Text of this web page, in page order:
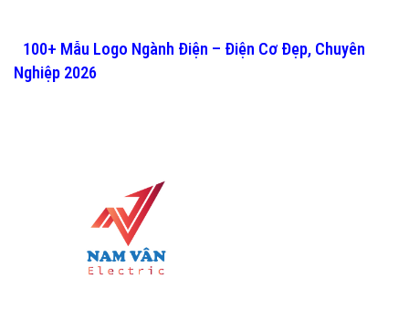
100+ Mẫu Logo Ngành Điện – Điện Cơ Đẹp, Chuyên
Nghiệp 2026